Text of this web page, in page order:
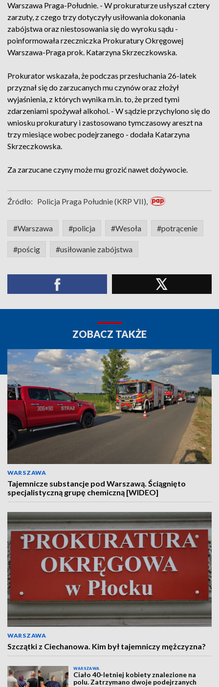
Warszawa Praga-Południe. - W prokuraturze usłyszał cztery
zarzuty, z czego trzy dotyczyły usiłowania dokonania
zabójstwa oraz niestosowania się do wyroku sądu -
poinformowała rzeczniczka Prokuratury Okręgowej
Warszawa-Praga prok. Katarzyna Skrzeczkowska.
Prokurator wskazała, że podczas przesłuchania 26-latek
przyznał się do zarzucanych mu czynów oraz złożył
wyjaśnienia, z których wynika m.in. to, że przed tymi
zdarzeniami spożywał alkohol. - W sądzie przychylono się do
wniosku prokuratury i zastosowano tymczasowy areszt na
trzy miesiące wobec podejrzanego - dodała Katarzyna
Skrzeczkowska.
Za zarzucane czyny może mu grozić nawet dożywocie.
Źródło: Policja Praga Południe (KRP VII),
#Warszawa #policja #Wesoła #potrącenie
#pościg #usiłowanie zabójstwa
ZOBACZ TAKŻE
WARSZAWA
Tajemnicze substancje pod Warszawą. Ściągnięto
specjalistyczną grupę chemiczną [WIDEO]
WARSZAWA
Szczątki z Ciechanowa. Kim był tajemniczy mężczyzna?
WARSZAWA
Ciało 40-letniej kobiety znalezione na
polu. Zatrzymano dwoje podejrzanych